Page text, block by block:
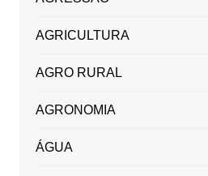
AGRICULTURA
AGRO RURAL
AGRONOMIA
ÁGUA